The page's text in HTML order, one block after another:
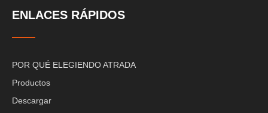
ENLACES RÁPIDOS
POR QUÉ ELEGIENDO ATRADA
Productos
Descargar